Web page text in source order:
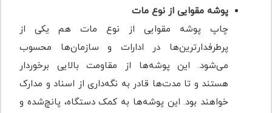
پوشه مقوایی از نوع مات
چاپ پوشه مقوایی از نوع مات هم یکی از
پرطرفدارترین‌ها در ادارات و سازمان‌ها محسوب
می‌شود. این پوشه‌ها از مقاومت بالایی برخوردار
هستند و تا مدت‌ها قادر به نگه‌داری از اسناد و مدارک
خواهند بود. این پوشه‌ها به کمک دستگاه، پانچ‌شده و